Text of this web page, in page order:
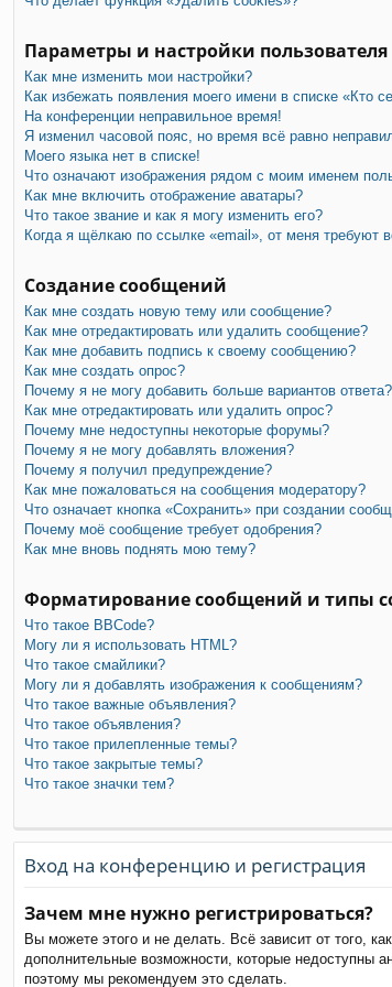
Параметры и настройки пользователя
Как мне изменить мои настройки?
Как избежать появления моего имени в списке «Кто
На конференции неправильное время!
Я изменил часовой пояс, но время всё равно
Моего языка нет в списке!
Что означают изображения рядом с моим именем
Как мне включить отображение аватары?
Что такое звание и как я могу изменить его?
Когда я щёлкаю по ссылке «email», от меня требуют
Создание сообщений
Как мне создать новую тему или сообщение?
Как мне отредактировать или удалить сообщение?
Как мне добавить подпись к своему сообщению?
Как мне создать опрос?
Почему я не могу добавить больше вариантов ответа?
Как мне отредактировать или удалить опрос?
Почему мне недоступны некоторые форумы?
Почему я не могу добавлять вложения?
Почему я получил предупреждение?
Как мне пожаловаться на сообщения модератору?
Что означает кнопка «Сохранить» при создании
Почему моё сообщение требует одобрения?
Как мне вновь поднять мою тему?
Форматирование сообщений и типы
Что такое BBCode?
Могу ли я использовать HTML?
Что такое смайлики?
Могу ли я добавлять изображения к сообщениям?
Что такое важные объявления?
Что такое объявления?
Что такое прилепленные темы?
Что такое закрытые темы?
Что такое значки тем?
Вход на конференцию и регистрация
Зачем мне нужно регистрироваться?
Вы можете этого и не делать. Всё зависит от того,
дополнительные возможности, которые недоступны
поэтому мы рекомендуем это сделать.